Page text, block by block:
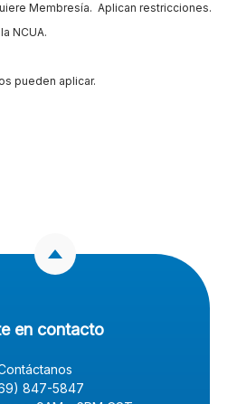
Membresía. Aplican restricciones.
NCUA.
pueden aplicar.
en contacto
847-5847